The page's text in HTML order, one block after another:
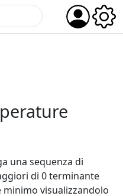
una sequenza di
di 0 terminante
minimo visualizzandolo